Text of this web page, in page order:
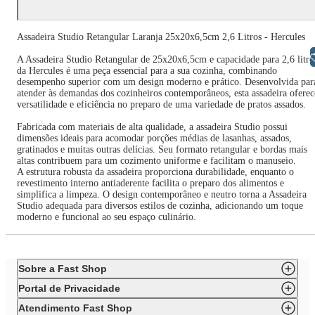
Assadeira Studio Retangular Laranja 25x20x6,5cm 2,6 Litros - Hercules
A Assadeira Studio Retangular de 25x20x6,5cm e capacidade para 2,6
da Hercules é uma peça essencial para a sua cozinha, combinando
desempenho superior com um design moderno e prático. Desenvolvida
atender às demandas dos cozinheiros contemporâneos, esta assadeira
versatilidade e eficiência no preparo de uma variedade de pratos assados.
Fabricada com materiais de alta qualidade, a assadeira Studio possui
dimensões ideais para acomodar porções médias de lasanhas, assados,
gratinados e muitas outras delícias. Seu formato retangular e bordas mais
altas contribuem para um cozimento uniforme e facilitam o manuseio.
A estrutura robusta da assadeira proporciona durabilidade, enquanto o
revestimento interno antiaderente facilita o preparo dos alimentos e
simplifica a limpeza. O design contemporâneo e neutro torna a Assadeira
Studio adequada para diversos estilos de cozinha, adicionando um toque
moderno e funcional ao seu espaço culinário.
Sobre a Fast Shop
Portal de Privacidade
Atendimento Fast Shop
Libras